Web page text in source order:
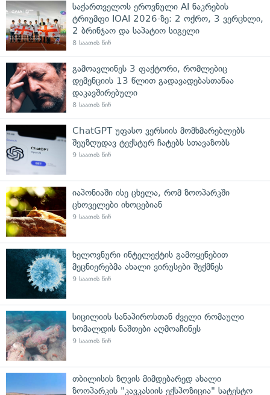
საქართველოს ეროვნული AI ნაკრების
ტრიუმფი IOAI 2026-ზე: 2 ოქრო, 3 ვერცხლი,
2 ბრინჯაო და საპატიო სიგელი
8 საათის წინ
გამოავლინეს 3 ფაქტორი, რომლებიც
დემენციის 13 წლით გადავადებასთანაა
დაკავშირებული
8 საათის წინ
ChatGPT უფასო ვერსიის მომხმარებლებს
შეუზღუდავ ტექსტურ ჩატებს სთავაზობს
9 საათის წინ
იაპონიაში ისე ცხელა, რომ ზოოპარკში
ცხოველები იხოცებიან
9 საათის წინ
ხელოვნური ინტელექტის გამოყენებით
მეცნიერებმა ახალი ვირუსები შექმნეს
9 საათის წინ
სიცილიის სანაპიროსთან ძველი რომაული
ხომალდის ნაშთები აღმოაჩინეს
9 საათის წინ
თბილისის ზღვის მიმდებარედ ახალი
ზოოპარკის "კავკასიის ექსპოზიცია" სატესტო